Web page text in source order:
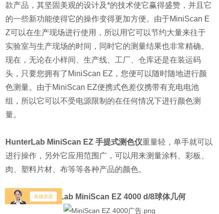
款产品，其坚固美观的设计及*的技术使它赢得盛赞，并且它
的一些新功能使得它的操作变得更加方便。由于MiniScan E
Z可以在生产现场进行使用，所以用它可以节约大量来往于
实验室与生产现场的时间，同时它的测量结果也非常精确。
现在，无论在小样间、生产线、工厂、仓库还是在装运码
头，只要您拥有了MiniScan EZ，您便可以随时随地进行颜
色测量。由于MiniScan EZ便携式色差仪携带有充电电池
组，所以它可以不受电源限制的在任何情况下进行颜色测
量。
HunterLab MiniScan EZ 手提式测色仪重量轻，单手就可以
进行操作，另外它应用范围广，可以用来测量涂料、彩板、
肉、塑料片材、布等等各种产品的颜色。
HunterLab MiniScan EZ 4000 d/8球体几何